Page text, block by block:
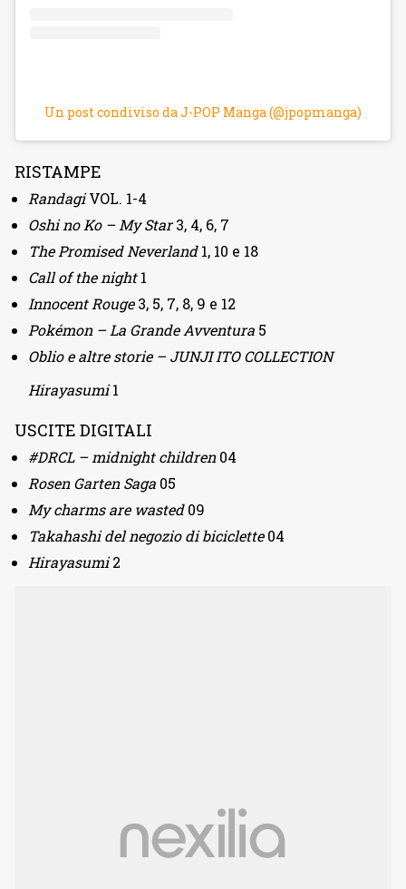
Un post condiviso da J-POP Manga (@jpopmanga)
RISTAMPE
RandagiVOL. 1-4
Oshi no Ko – My Star3, 4, 6, 7
The Promised Neverland1, 10 e 18
Call of the night1
Innocent Rouge3, 5, 7, 8, 9 e 12
Pokémon – La Grande Avventura 5
Oblio e altre storie – JUNJI ITO COLLECTION
Hirayasumi1
USCITE DIGITALI
#DRCL – midnight children04
Rosen Garten Saga 05
My charms are wasted09
Takahashi del negozio di biciclette04
Hirayasumi2